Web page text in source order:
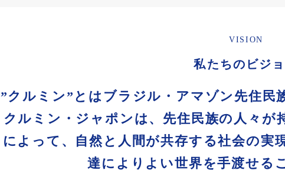
VISION
私たちのビジ
”クルミン”とはブラジル・アマゾン先住民
クルミン・ジャポンは、先住民族の人々が
によって、自然と人間が共存する社会の実
達によりよい世界を手渡せる